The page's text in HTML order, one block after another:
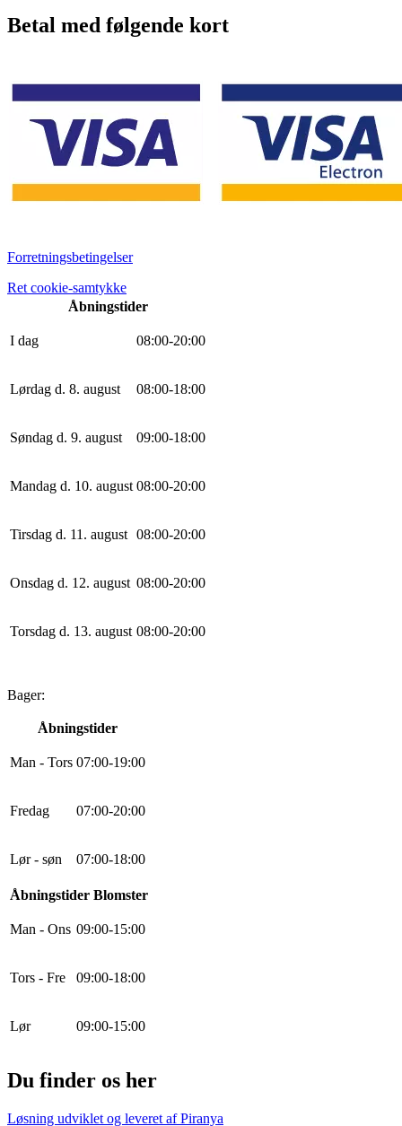
Betal med følgende kort
Forretningsbetingelser
Ret cookie-samtykke
Åbningstider
I dag 08:00-20:00
Lørdag d. 8. august 08:00-18:00
Søndag d. 9. august 09:00-18:00
Mandag d. 10. august 08:00-20:00
Tirsdag d. 11. august 08:00-20:00
Onsdag d. 12. august 08:00-20:00
Torsdag d. 13. august 08:00-20:00
Bager:
Åbningstider
Man - Tors 07:00-19:00
Fredag 07:00-20:00
Lør - søn 07:00-18:00
Åbningstider Blomster
Man - Ons 09:00-15:00
Tors - Fre 09:00-18:00
Lør 09:00-15:00
Du finder os her
Løsning udviklet og leveret afPiranya